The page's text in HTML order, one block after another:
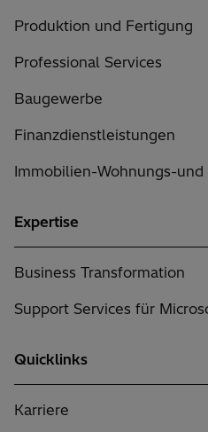
Produktion und Fertigung
Professional Services
Baugewerbe
Finanzdienstleistungen
Immobilien-Wohnungs-
Expertise
Business Transformation
Support Services für
Quicklinks
Karriere